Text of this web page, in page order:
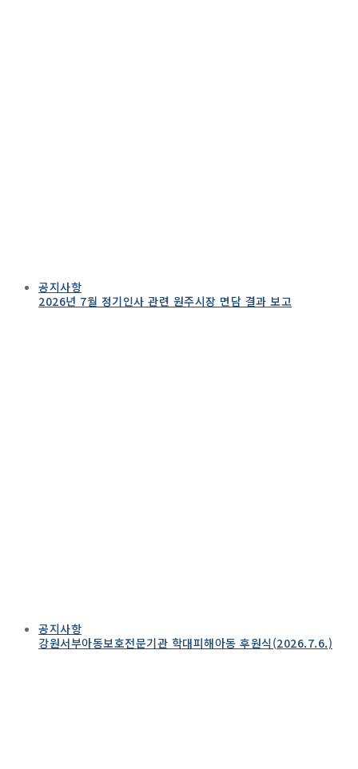
공지사항
2026년 7월 정기인사 관련 원주시장 면담 결과 보고
공지사항
강원서부아동보호전문기관 학대피해아동 후원식(2026.7.6.)